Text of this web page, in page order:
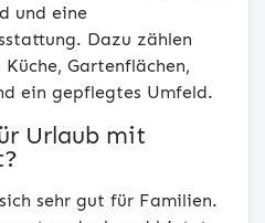
und eine
Dazu zählen
Gartenflächen,
ein gepflegtes Umfeld.
Urlaub mit
sehr gut für Familien.